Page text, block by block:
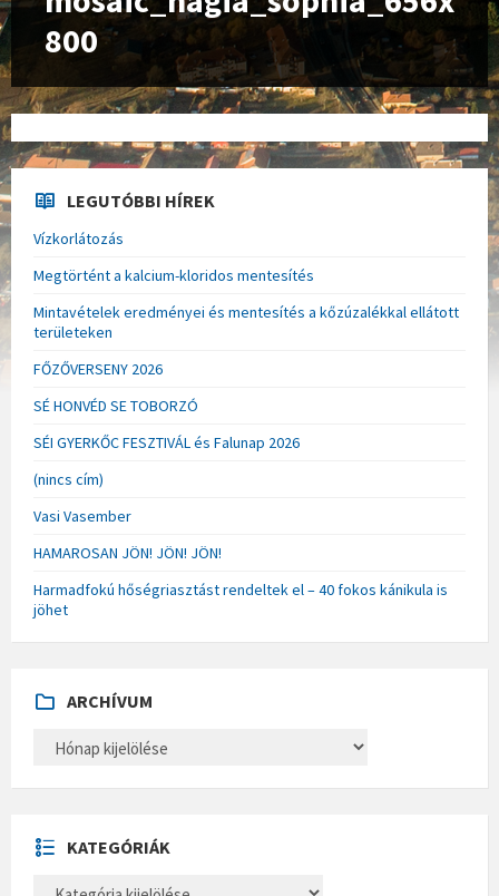
800
LEGUTÓBBI HÍREK
Vízkorlátozás
Megtörtént a kalcium-kloridos mentesítés
Mintavételek eredményei és mentesítés a kőzúzalékkal ellátott
területeken
FŐZŐVERSENY 2026
SÉ HONVÉD SE TOBORZÓ
SÉI GYERKŐC FESZTIVÁL és Falunap 2026
(nincs cím)
Vasi Vasember
HAMAROSAN JÖN! JÖN! JÖN!
Harmadfokú hőségriasztást rendeltek el – 40 fokos kánikula is
jöhet
ARCHÍVUM
H
U
M
KATEGÓRIÁK